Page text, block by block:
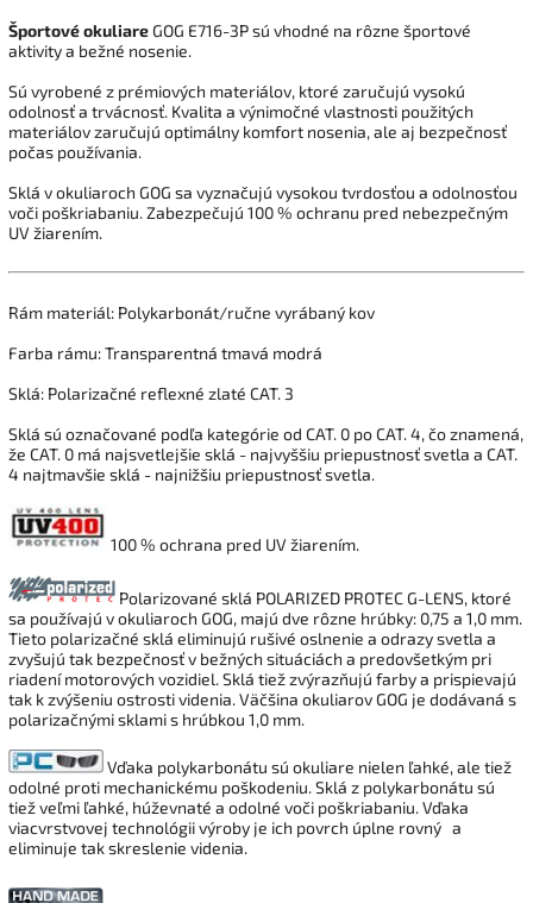
Športové okuliareGOG E716-3P sú vhodné na rôzne športové
aktivity a bežné nosenie.
Sú vyrobené z prémiových materiálov, ktoré zaručujú vysokú
odolnosť a trvácnosť. Kvalita a výnimočné vlastnosti použitých
materiálov zaručujú optimálny komfort nosenia, ale aj bezpečnosť
počas používania.
Sklá v okuliaroch GOG sa vyznačujú vysokou tvrdosťou a odolnosťou
voči poškriabaniu. Zabezpečujú 100 % ochranu pred nebezpečným
UV žiarením.
Rám materiál: Polykarbonát/ručne vyrábaný kov
Farba rámu: Transparentná tmavá modrá
Sklá: Polarizačné reflexné zlaté CAT. 3
Sklá sú označované podľa kategórie od CAT. 0 po CAT. 4, čo znamená,
že CAT. 0 má najsvetlejšie sklá - najvyššiu priepustnosť svetla a CAT.
4 najtmavšie sklá - najnižšiu priepustnosť svetla.
100 % ochrana pred UV žiarením.
Polarizované sklá POLARIZED PROTEC G-LENS, ktoré
sa používajú v okuliaroch GOG, majú dve rôzne hrúbky: 0,75 a 1,0 mm.
Tieto polarizačné sklá eliminujú rušivé oslnenie a odrazy svetla a
zvyšujú tak bezpečnosť v bežných situáciách a predovšetkým pri
riadení motorových vozidiel. Sklá tiež zvýrazňujú farby a prispievajú
tak k zvýšeniu ostrosti videnia. Väčšina okuliarov GOG je dodávaná s
polarizačnými sklami s hrúbkou 1,0 mm.
Vďaka polykarbonátu sú okuliare nielen ľahké, ale tiež
odolné proti mechanickému poškodeniu. Sklá z polykarbonátu sú
tiež veľmi ľahké, húževnaté a odolné voči poškriabaniu. Vďaka
viacvrstvovej technológii výroby je ich povrch úplne rovný a
eliminuje tak skreslenie videnia.